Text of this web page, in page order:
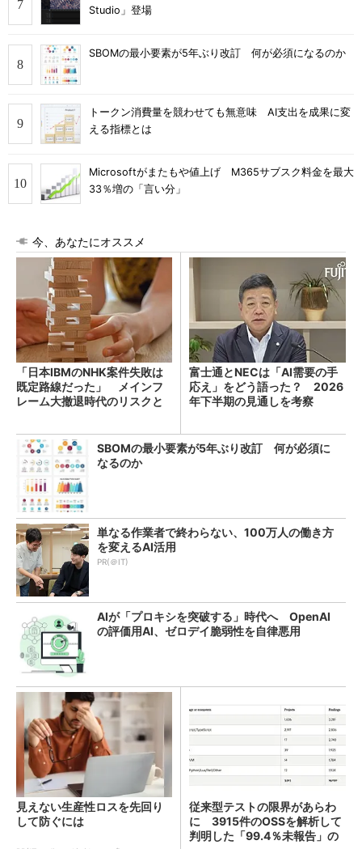
Studio」登場
SBOMの最小要素が5年ぶり改訂 何が必須になるのか
トークン消費量を競わせても無意味 AI支出を成果に変
える指標とは
Microsoftがまたもや値上げ M365サブスク料金を最大
33％増の「言い分」
今、あなたにオススメ
「日本IBMのNHK案件失敗は
既定路線だった」 メインフ
レーム大撤退時代のリスクと
富士通とNECは「AI需要の手
応え」をどう語った？ 2026
年下半期の見通しを考察
SBOMの最小要素が5年ぶり改訂 何が必須に
なるのか
単なる作業者で終わらない、100万人の働き方
を変えるAI活用
PR(＠IT)
AIが「プロキシを突破する」時代へ OpenAI
の評価用AI、ゼロデイ脆弱性を自律悪用
見えない生産性ロスを先回り
して防ぐには
従来型テストの限界があらわ
に 3915件のOSSを解析して
判明した「99.4％未報告」の